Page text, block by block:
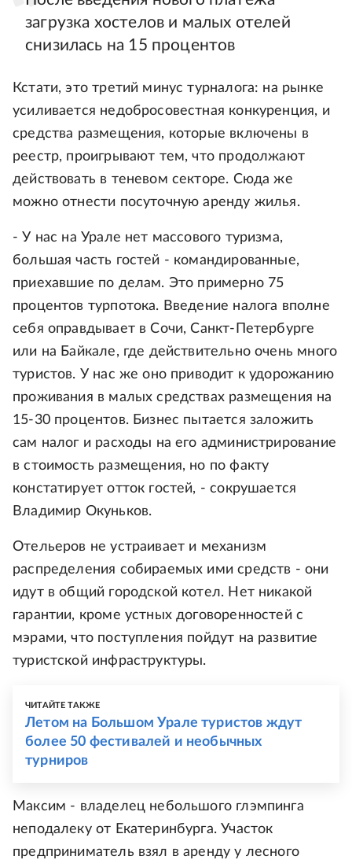
загрузка хостелов и малых отелей
снизилась на 15 процентов
Кстати, это третий минус турналога: на рынке
усиливается недобросовестная конкуренция, и
средства размещения, которые включены в
реестр, проигрывают тем, что продолжают
действовать в теневом секторе. Сюда же
можно отнести посуточную аренду жилья.
- У нас на Урале нет массового туризма,
большая часть гостей - командированные,
приехавшие по делам. Это примерно 75
процентов турпотока. Введение налога вполне
себя оправдывает в Сочи, Санкт-Петербурге
или на Байкале, где действительно очень много
туристов. У нас же оно приводит к удорожанию
проживания в малых средствах размещения на
15-30 процентов. Бизнес пытается заложить
сам налог и расходы на его администрирование
в стоимость размещения, но по факту
констатирует отток гостей, - сокрушается
Владимир Окуньков.
Отельеров не устраивает и механизм
распределения собираемых ими средств - они
идут в общий городской котел. Нет никакой
гарантии, кроме устных договоренностей с
мэрами, что поступления пойдут на развитие
туристской инфраструктуры.
ЧИТАЙТЕ ТАКЖЕ
Летом на Большом Урале туристов ждут
более 50 фестивалей и необычных
турниров
Максим - владелец небольшого глэмпинга
неподалеку от Екатеринбурга. Участок
предприниматель взял в аренду у лесного